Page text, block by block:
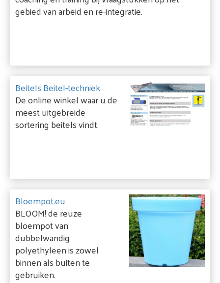
gebied van arbeid en re-integratie.
Beitels Beitel-techniek
De online winkel waar u de
meest uitgebreide
sortering beitels vindt.
Bloempot.eu
BLOOM! de reuze
bloempot van
dubbelwandig
polyethyleen is zowel
binnen als buiten te
gebruiken.